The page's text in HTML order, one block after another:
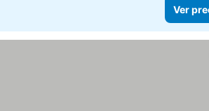
Ver